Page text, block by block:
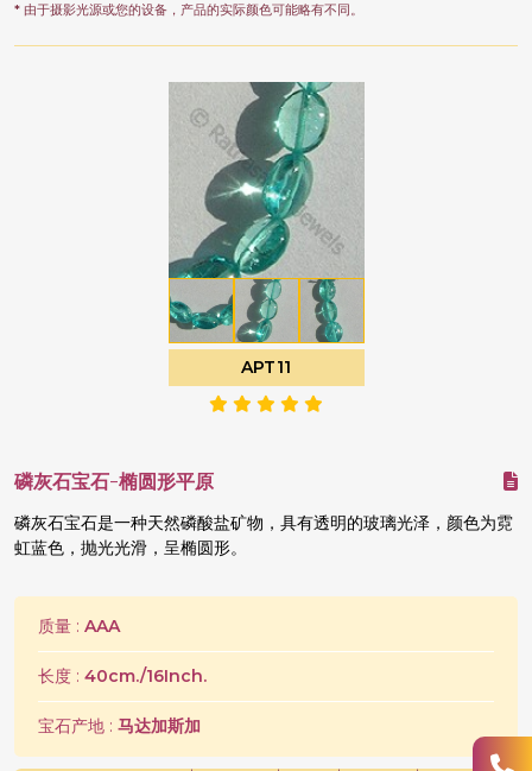
* 由于摄影光源或您的设备，产品的实际颜色可能略有不同。
APT11
磷灰石宝石-椭圆形平原
磷灰石宝石是一种天然磷酸盐矿物，具有透明的玻璃光泽，颜色为霓
虹蓝色，抛光光滑，呈椭圆形。
质量 : AAA
长度 : 40cm./16Inch.
宝石产地 : 马达加斯加